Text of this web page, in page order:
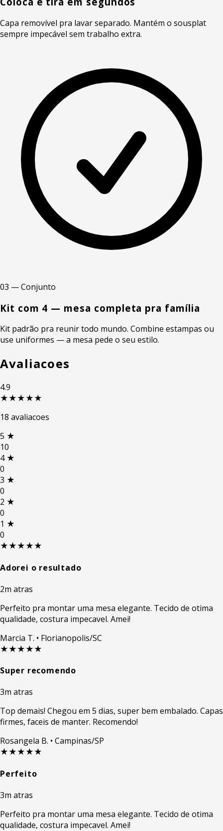
Capa removível pra lavar separado. Mantém o sousplat
sempre impecável sem trabalho extra.
03 — Conjunto
Kit com 4 — mesa completa pra família
Kit padrão pra reunir todo mundo. Combine estampas ou
use uniformes — a mesa pede o seu estilo.
Avaliacoes
4.9
★★★★★
18 avaliacoes
5 ★
10
4 ★
0
3 ★
0
2 ★
0
1 ★
0
★★★★★
Adorei o resultado
2m atras
Perfeito pra montar uma mesa elegante. Tecido de otima
qualidade, costura impecavel. Amei!
Marcia T. • Florianopolis/SC
★★★★★
Super recomendo
3m atras
Top demais! Chegou em 5 dias, super bem embalado. Capas
firmes, faceis de manter. Recomendo!
Rosangela B. • Campinas/SP
★★★★★
Perfeito
3m atras
Perfeito pra montar uma mesa elegante. Tecido de otima
qualidade, costura impecavel. Amei!